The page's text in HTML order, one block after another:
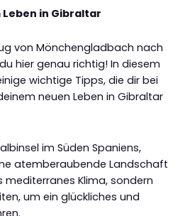
in Gibraltar
von Mönchengladbach nach
hier genau richtig! In diesem
wichtige Tipps, die dir bei
neuen Leben in Gibraltar
im Süden Spaniens,
atemberaubende Landschaft
Klima, sondern
um ein glückliches und